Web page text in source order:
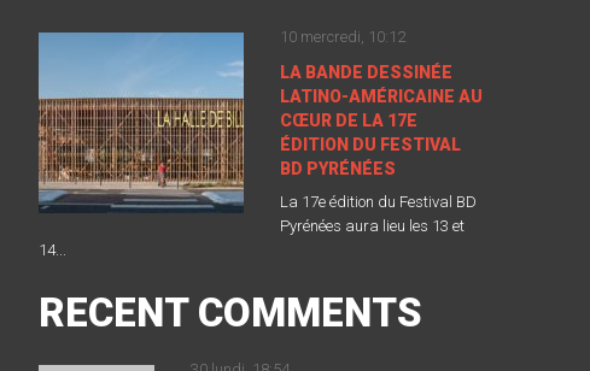
10 mercredi, 10:12
LA BANDE DESSINÉE
LATINO-AMÉRICAINE AU
CŒUR DE LA 17E
ÉDITION DU FESTIVAL
BD PYRÉNÉES
La 17e édition du Festival BD
Pyrénées aura lieu les 13 et
14...
RECENT COMMENTS